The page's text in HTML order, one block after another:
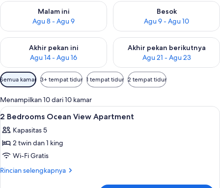
Malam ini
Agu 8 - Agu 9
Periksa ketersediaan untuk malam ini Agu 8 - Agu 9
Besok
Agu 9 - Agu 10
Periksa ketersediaan untuk
Akhir pekan ini
Agu 14 - Agu 16
Periksa ketersediaan untuk akhir pekan ini Agu 14 - Agu 16
Akhir pekan berikutnya
Agu 21 - Agu 23
Periksa ketersediaan untuk
Filter
tersedia
untuk
kamar
Semua kamar 3+ tempat tidur 1 tempat tidur 2 tempat tidur
Menampilkan 10 dari 10 kamar
Lihat
semua
foto
untuk
2
Bedrooms
Meja kerja, setrika/meja setrika,
3
2 Bedrooms Ocean View Apartment
Kapasitas 5
2 twin dan 1 king
Wi-Fi Gratis
Rincian selengkapnya
Rincian